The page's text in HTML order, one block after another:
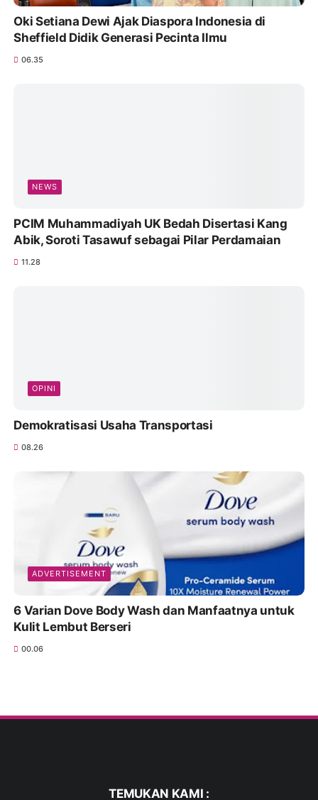
Oki Setiana Dewi Ajak Diaspora Indonesia di
Sheffield Didik Generasi Pecinta Ilmu
06.35
NEWS
PCIM Muhammadiyah UK Bedah Disertasi Kang
Abik, Soroti Tasawuf sebagai Pilar Perdamaian
11.28
OPINI
Demokratisasi Usaha Transportasi
08.26
ADVERTISEMENT
6 Varian Dove Body Wash dan Manfaatnya untuk
Kulit Lembut Berseri
00.06
TEMUKAN KAMI :